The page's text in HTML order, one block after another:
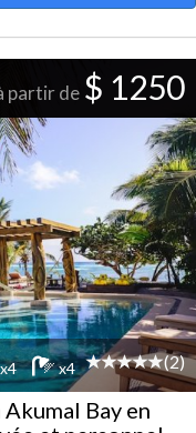
partir de $ 1250
x4 x4 (2)
Bay en